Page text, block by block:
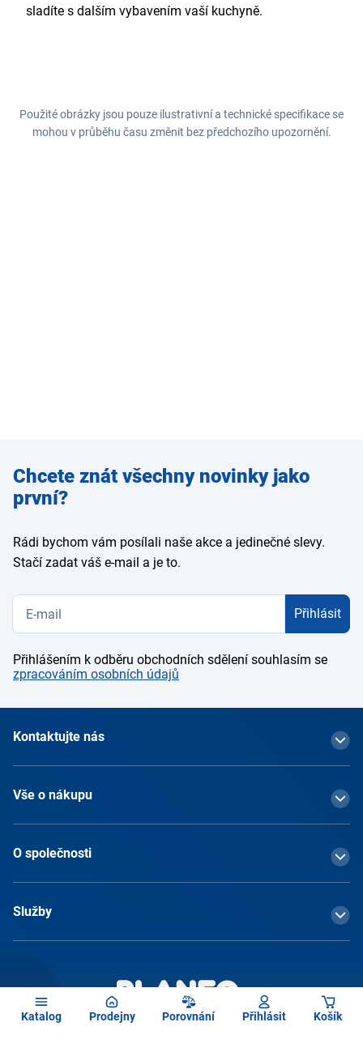
Katalog Prodejny Porovnání Přihlásit Košík
sladíte s dalším vybavením vaší kuchyně.
Použité obrázky jsou pouze ilustrativní a technické specifikace se
mohou v průběhu času změnit bez předchozího upozornění.
Zadejte
e-mail
Chcete znát všechny novinky jako
první?
Rádi bychom vám posílali naše akce a jedinečné slevy.
Stačí zadat váš e-mail a je to.
Přihlásit
Přihlášením k odběru obchodních sdělení souhlasím se
zpracováním osobních údajů
Kontaktujte nás
Vše o nákupu
O společnosti
Služby